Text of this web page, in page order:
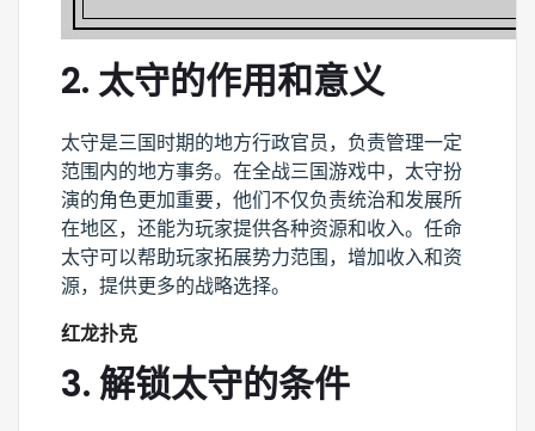
2. 太守的作用和意义
太守是三国时期的地方行政官员，负责管理一定
范围内的地方事务。在全战三国游戏中，太守扮
演的角色更加重要，他们不仅负责统治和发展所
在地区，还能为玩家提供各种资源和收入。任命
太守可以帮助玩家拓展势力范围，增加收入和资
源，提供更多的战略选择。
红龙扑克
3. 解锁太守的条件